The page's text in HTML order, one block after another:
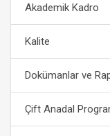
Akademik Kadro
Kalite
Dokümanlar ve
Çift Anadal